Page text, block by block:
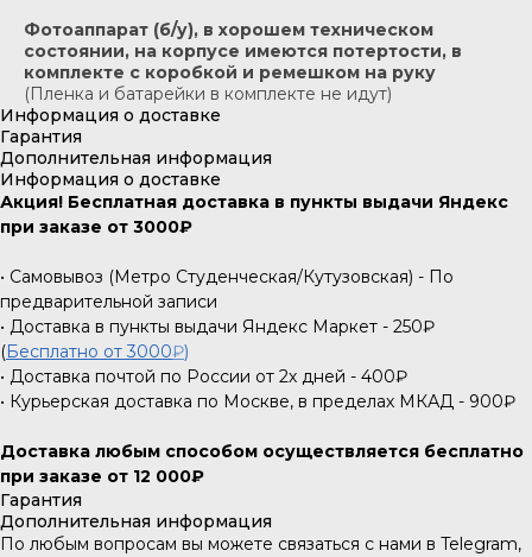
Фотоаппарат (б/у), в хорошем техническом
состоянии, на корпусе имеются потертости, в
комплекте с коробкой и ремешком на руку
(Пленка и батарейки в комплекте не идут)
Информация о доставке
Гарантия
Дополнительная информация
Информация о доставке
Акция! Бесплатная доставка в пункты выдачи Яндекс
при заказе от 3000₽
• Самовывоз (Метро Студенческая/Кутузовская) - По
предварительной записи
• Доставка в пункты выдачи Яндекс Маркет - 250₽
(Бесплатно от 3000₽)
• Доставка почтой по России от 2х дней - 400₽
• Курьерская доставка по Москве, в пределах МКАД - 900₽
Доставка любым способом осуществляется бесплатно
при заказе от 12 000₽
Гарантия
Дополнительная информация
По любым вопросам вы можете связаться с нами в Telegram,